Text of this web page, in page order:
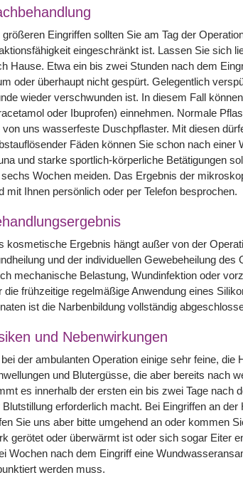
größeren Eingriffen sollten Sie am Tag der
eingeschränkt ist. Lassen Sie sich
Hause. Etwa ein bis zwei Stunden nach dem
oder überhaupt nicht gespürt. Gelegentlich
wieder verschwunden ist. In diesem Fall
oder Ibuprofen) einnehmen. Normale
von uns wasserfeste Duschpflaster. Mit diesen
Fäden können Sie schon nach einer
und starke sportlich-körperliche Betätigungen
Wochen meiden. Das Ergebnis der
mit Ihnen persönlich oder per Telefon besprochen.
kosmetische Ergebnis hängt außer von der
und der individuellen Gewebeheilung
mechanische Belastung, Wundinfektion oder
die frühzeitige regelmäßige Anwendung eines
ist die Narbenbildung vollständig
und Nebenwirkungen
der ambulanten Operation einige sehr feine,
und Blutergüsse, die aber bereits nach
es innerhalb der ersten ein bis zwei Tage nach
Blutstillung erforderlich macht. Bei Eingriffen an
Sie uns aber bitte umgehend an oder kommen
gerötet oder überwärmt ist oder sich sogar Eiter
Wochen nach dem Eingriff eine
werden muss.